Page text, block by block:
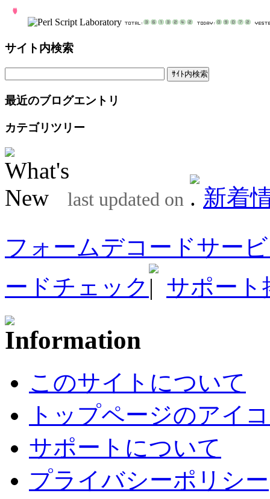
サイト内検索
最近のブログエントリ
カテゴリツリー
last updated on
新着
フォームデコードサー
ードチェック
サポート
このサイトについて
トップページのアイ
サポートについて
プライバシーポリシー